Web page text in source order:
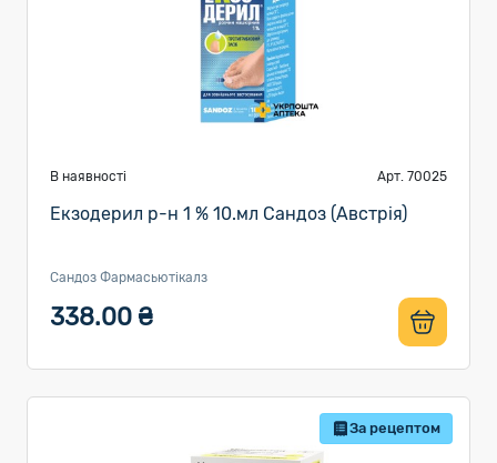
В наявності Арт. 70025
Екзодерил р-н 1 % 10.мл Сандоз (Австрія)
Сандоз Фармасьютікалз
338.00 ₴
За рецептом